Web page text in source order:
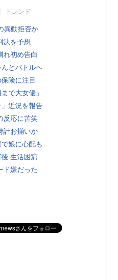
トレンド
異動拒否か
決を予想
れ初め告白
とバトルへ
険に注目
で大女優」
近況を報告
反応に苦笑
計お揃いか
娘に心配も
生活困窮
ド嫌だった